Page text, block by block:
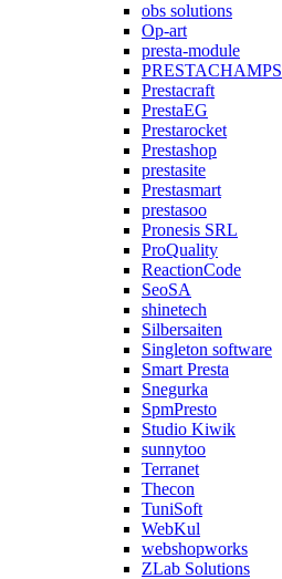
obs solutions
Op-art
presta-module
PRESTACHAMPS
Prestacraft
PrestaEG
Prestarocket
Prestashop
prestasite
Prestasmart
prestasoo
Pronesis SRL
ProQuality
ReactionCode
SeoSA
shinetech
Silbersaiten
Singleton software
Smart Presta
Snegurka
SpmPresto
Studio Kiwik
sunnytoo
Terranet
Thecon
TuniSoft
WebKul
webshopworks
ZLab Solutions